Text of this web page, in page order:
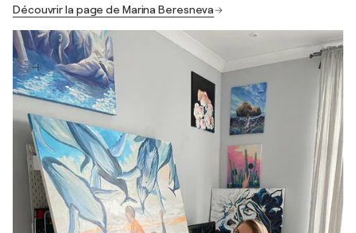
Découvrir la page de Marina Beresneva